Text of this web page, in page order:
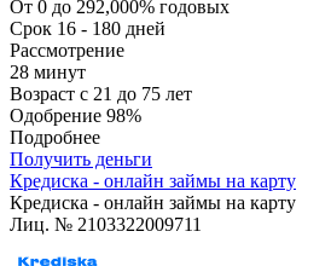
От 0 до 292,000% годовых
Срок 16 - 180 дней
Рассмотрение
28 минут
Возраст с 21 до 75 лет
Одобрение 98%
Подробнее
Получить деньги
Кредиска - онлайн займы на карту
Кредиска - онлайн займы на карту
Лиц. № 2103322009711